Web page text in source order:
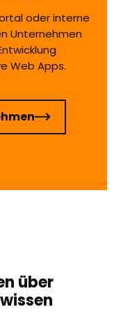
oder interne
Unternehmen
Web Apps.
über